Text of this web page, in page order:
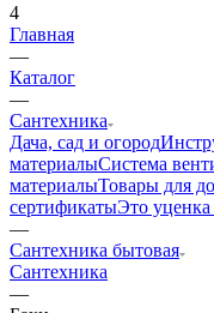
4
Главная
—
Каталог
—
Сантехника
Дача, сад и огород
материалыСистема
материалыТовары для
сертификатыЭто уценка
—
Сантехника бытовая
Сантехника
—